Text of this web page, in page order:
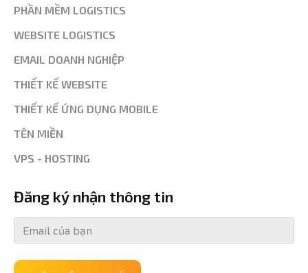
PHẦN MỀM LOGISTICS
WEBSITE LOGISTICS
EMAIL DOANH NGHIỆP
THIẾT KẾ WEBSITE
THIẾT KẾ ỨNG DỤNG MOBILE
TÊN MIỀN
VPS - HOSTING
Đăng ký nhận thông tin